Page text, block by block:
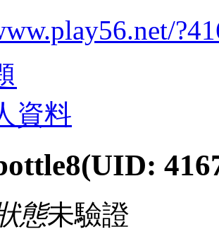
資料
(UID:
態未驗證